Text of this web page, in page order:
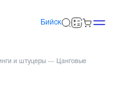
Бийск
и штуцеры — Цанговые